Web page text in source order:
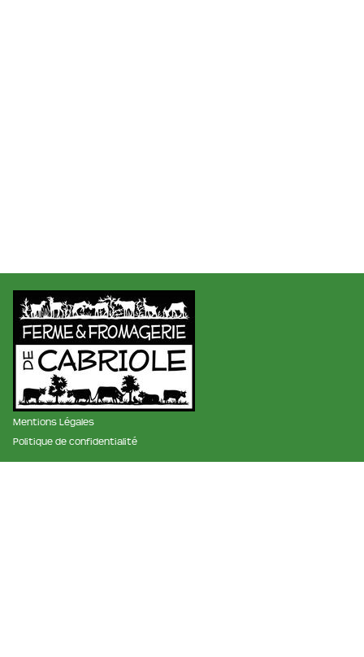
Mentions Légales
Politique de confidentialité